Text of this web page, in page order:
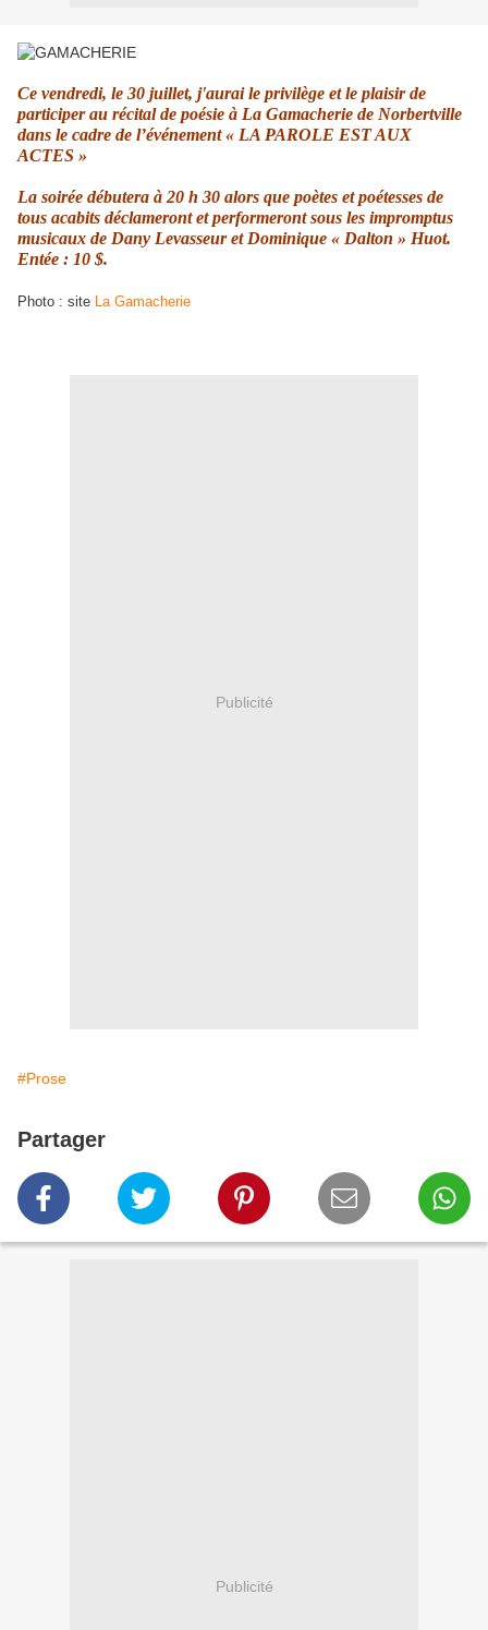
Ce vendredi, le 30 juillet, j'aurai le privilège et le plaisir de
participer au récital de poésie à La Gamacherie de Norbertville
dans le cadre de l’événement « LA PAROLE EST AUX
ACTES »
La soirée débutera à 20 h 30 alors que poètes et poétesses de
tous acabits déclameront et performeront sous les impromptus
musicaux de Dany Levasseur et Dominique « Dalton » Huot.
Entée : 10 $.
Photo : site La Gamacherie
Publicité
#Prose
Partager
Publicité